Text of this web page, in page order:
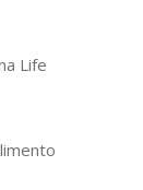
Life